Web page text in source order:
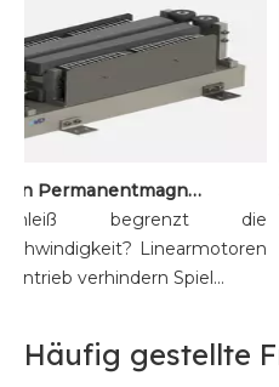
Vorteile von Permanentmagnet-Linearmotoren für Hochgeschwindigkeitssortiersysteme
begrenzt die
Linearmotoren
verhindern Spiel...
Häufig gestellte